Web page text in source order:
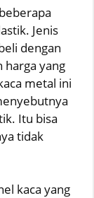
Jenis
dengan
yang
metal ini
Itu bisa
tidak
kaca yang